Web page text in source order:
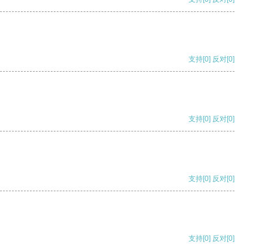
支持[0] 反对[0]
支持[0] 反对[0]
支持[0] 反对[0]
支持[0] 反对[0]